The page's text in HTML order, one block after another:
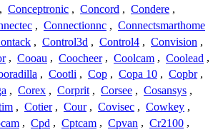
, Conceptronic , Concord , Condere ,
, Connectionnc , Connectsmarthome
, Control3d , Control4 , Convision ,
, Cooau , Coocheer , Coolcam , Coolead ,
, Cootli , Cop , Copa 10 , Copbr ,
, Corex , Corprit , Corsee , Cosansys ,
, Cotier , Cour , Covisec , Cowkey ,
, Cpd , Cptcam , Cpvan , Cr2100 ,